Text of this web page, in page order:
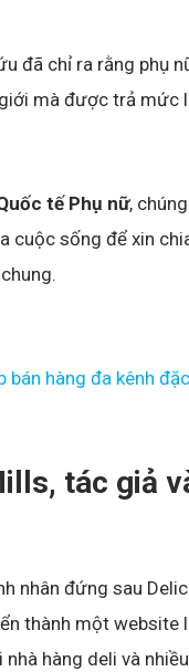
đã chỉ ra rằng phụ
mà được trả mức
tế Phụ nữ,
cuộc sống để xin
bán hàng đa kênh
tác giả
nhân đứng sau
thành một website
hàng deli và
vũ U23 Việt Nam tại
hình K+